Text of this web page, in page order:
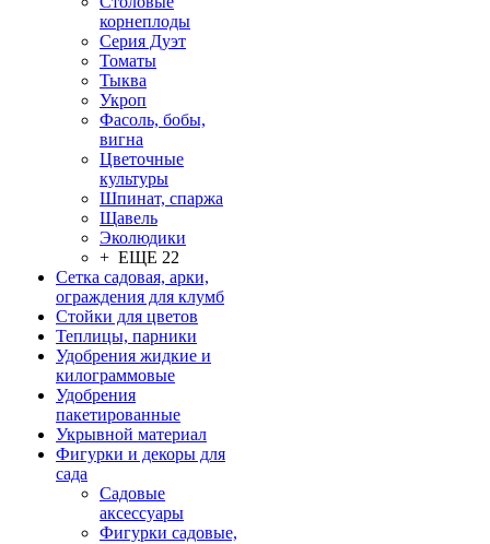
корнеплоды
Серия Дуэт
Томаты
Тыква
Укроп
Фасоль, бобы,
вигна
Цветочные
культуры
Шпинат, спаржа
Щавель
Эколюдики
+ ЕЩЕ 22
Сетка садовая, арки,
ограждения для клумб
Стойки для цветов
Теплицы, парники
Удобрения жидкие и
килограммовые
Удобрения
пакетированные
Укрывной материал
Фигурки и декоры для
сада
Садовые
аксессуары
Фигурки садовые,